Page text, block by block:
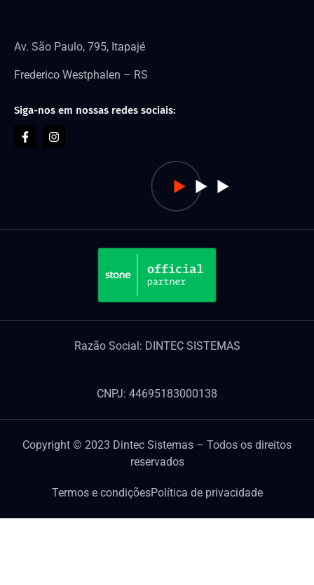
Av. São Paulo, 795, Itapajé
Frederico Westphalen – RS
Siga-nos em nossas redes sociais:
Razão Social: DINTEC SISTEMAS
CNPJ: 44695183000138
Copyright © 2023 Dintec Sistemas – Todos os direitos
reservados
Termos e condiçõesPolítica de privacidade